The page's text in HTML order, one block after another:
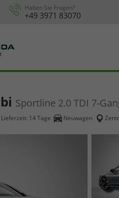
Haben Sie Fragen?
+49 3971 83070
Sportline 2.0 TDI 7-
14 Tage Neuwagen